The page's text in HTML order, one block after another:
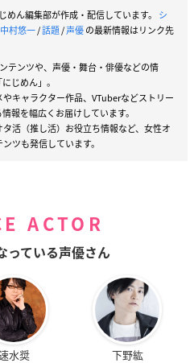
めん編集部が作成・配信しています。 シ
中村悠一/話題/声優の最新情報はリンク先
テンツや、声優・舞台・俳優などの情
じめん」。
キャラクター作品、VTuberなどストリー
報を幅広くお届けしています。
活（推し活）お役立ち情報など、女性オ
ツも発信しています。
ACTOR
っている声優さん
水奨 下野紘